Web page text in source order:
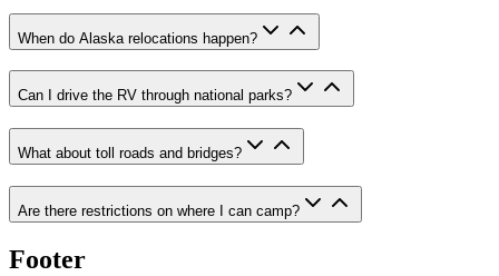
When do Alaska relocations happen?
Can I drive the RV through national parks?
What about toll roads and bridges?
Are there restrictions on where I can camp?
Footer